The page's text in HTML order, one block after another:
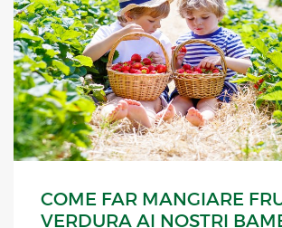
COME FAR MANGIARE
VERDURA AI NOSTRI